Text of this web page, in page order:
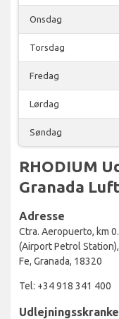
Onsdag
Torsdag
Fredag
Lørdag
Søndag
RHODIUM
Granada
Adresse
Ctra. Aeropuerto, km
(Airport Petrol
Fe, Granada, 18320
Tel: +34 918 341 400